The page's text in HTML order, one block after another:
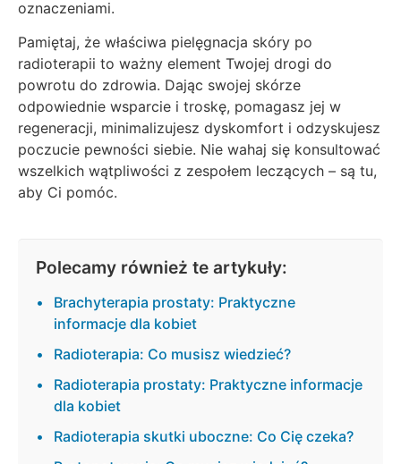
oznaczeniami.
Pamiętaj, że właściwa pielęgnacja skóry po
radioterapii to ważny element Twojej drogi do
powrotu do zdrowia. Dając swojej skórze
odpowiednie wsparcie i troskę, pomagasz jej w
regeneracji, minimalizujesz dyskomfort i odzyskujesz
poczucie pewności siebie. Nie wahaj się konsultować
wszelkich wątpliwości z zespołem leczących – są tu,
aby Ci pomóc.
Polecamy również te artykuły:
Brachyterapia prostaty: Praktyczne
informacje dla kobiet
Radioterapia: Co musisz wiedzieć?
Radioterapia prostaty: Praktyczne informacje
dla kobiet
Radioterapia skutki uboczne: Co Cię czeka?